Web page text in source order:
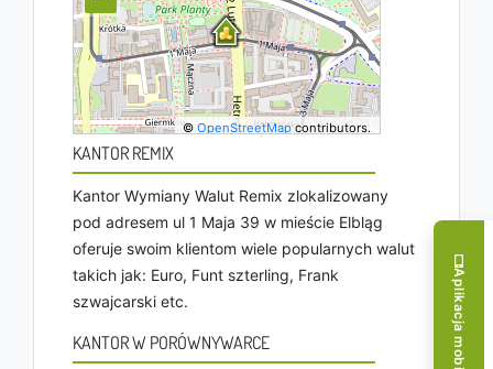
©OpenStreetMapcontributors.
KANTOR REMIX
Kantor Wymiany Walut Remix zlokalizowany
pod adresem ul 1 Maja 39 w mieście Elbląg
oferuje swoim klientom wiele popularnych walut
takich jak: Euro, Funt szterling, Frank
szwajcarski etc.
KANTOR W PORÓWNYWARCE Aplikacja mobilna!